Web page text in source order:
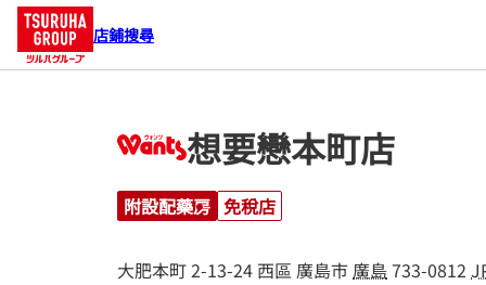
店鋪搜尋
想要戀本町店
附設配藥房 免稅店
大肥本町 2-13-24 西區 廣島市 廣島733-0812